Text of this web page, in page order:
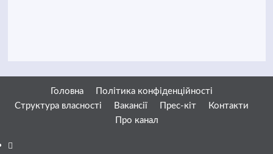
Головна
Політика конфіденційності
Структура власності
Вакансії Прес-кіт
Контакти
Про канал
Facebook